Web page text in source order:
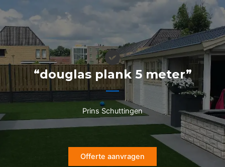
naar
de
inhoud
“douglas plank 5 meter”
Prins Schuttingen
Offerte aanvragen